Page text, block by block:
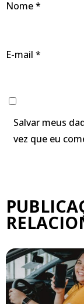
Nome*
E-mail *
Salvar meus
vez que eu